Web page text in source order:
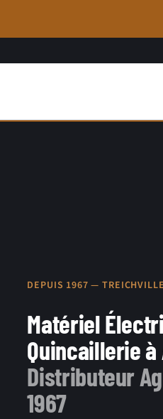
DEPUIS 1967 —
Matériel
Quincaillerie
Distributeur
1967